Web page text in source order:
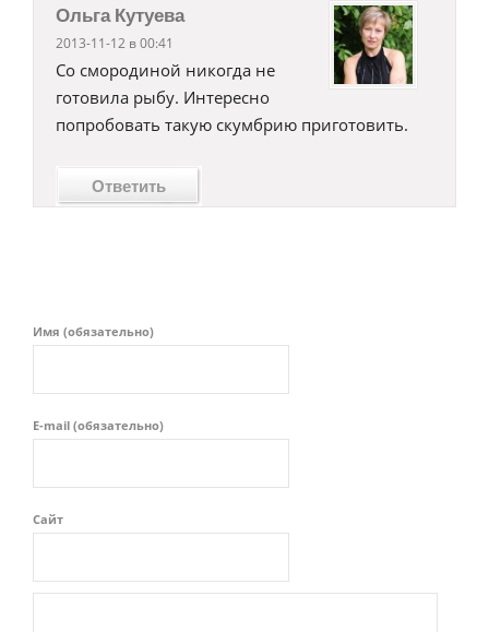
Ольга Кутуева
2013-11-12 в 00:41
Со смородиной никогда не
готовила рыбу. Интересно
попробовать такую скумбрию приготовить.
Ответить
Имя (обязательно)
E-mail (обязательно)
Сайт